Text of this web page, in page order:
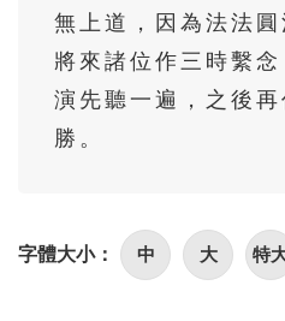
無上道，因為法法圓
將來諸位作三時繫
演先聽一遍，之後
勝。
字體大小： 中 大 特